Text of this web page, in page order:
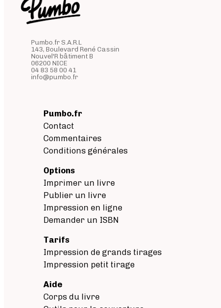
Pumbo.fr S.A.R.L
143, Boulevard René Cassin
Nouvel'R bâtiment B
06200 NICE
04 83 58 00 41
info@pumbo.fr
Pumbo.fr
Contact
Commentaires
Conditions générales
Options
Imprimer un livre
Publier un livre
Impression en ligne
Demander un ISBN
Tarifs
Impression de grands tirages
Impression petit tirage
Aide
Corps du livre